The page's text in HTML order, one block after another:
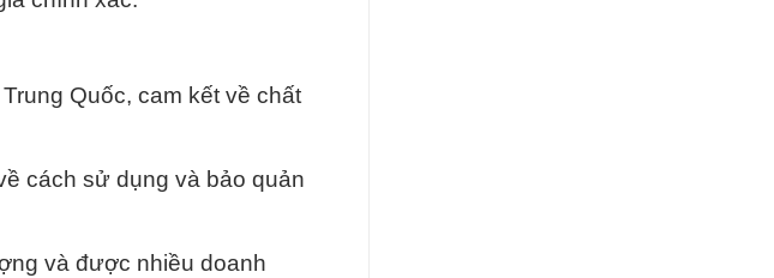
Quốc, cam kết về chất
cách sử dụng và bảo quản
và được nhiều doanh